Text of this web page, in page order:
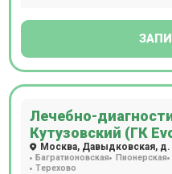
Лечебно-
Кутузовский (ГК
Москва, Давыдковская, д.
Багратионовская Пионерская
Терехово